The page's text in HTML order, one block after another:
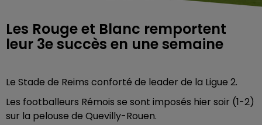
Les Rouge et Blanc remportent
leur 3e succès en une semaine
Le Stade de Reims conforté de leader de la Ligue 2.
Les footballeurs Rémois se sont imposés hier soir (1-2)
sur la pelouse de Quevilly-Rouen.